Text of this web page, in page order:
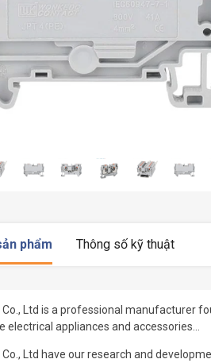
phẩm Thông số kỹ thuật
Co., Ltd is a professional manufacturer
electrical appliances and accessories…
Co., Ltd have our research and